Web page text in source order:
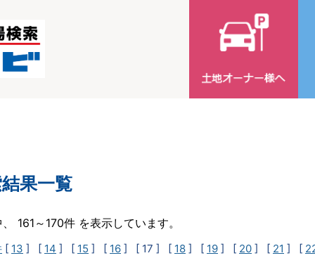
果一覧
161～170件 を表示しています。
[ 13 ] [ 14 ] [ 15 ] [ 16 ] [ 17 ] [ 18 ] [ 19 ] [ 20 ] [ 21 ] [